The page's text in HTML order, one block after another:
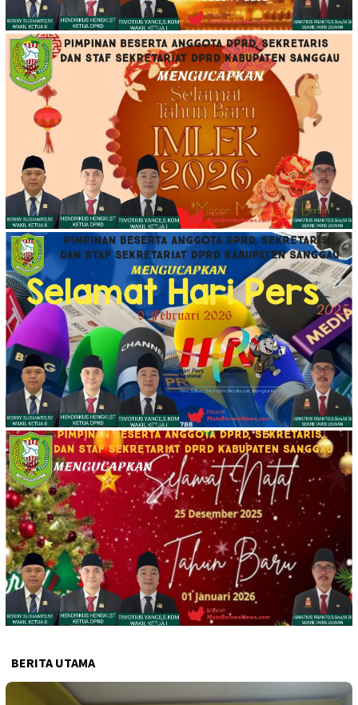
BERITA UTAMA